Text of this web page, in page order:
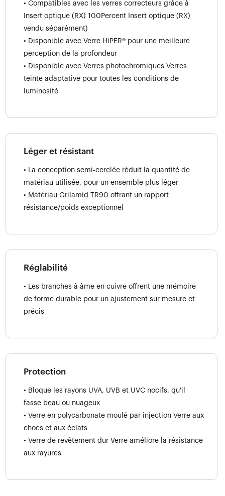
• Compatibles avec les verres correcteurs grâce à
Insert optique (RX) 100Percent Insert optique (RX)
vendu séparément)
• Disponible avec Verre HiPER® pour une meilleure
perception de la profondeur
• Disponible avec Verres photochromiques Verres
teinte adaptative pour toutes les conditions de
luminosité
Léger et résistant
• La conception semi-cerclée réduit la quantité de
matériau utilisée, pour un ensemble plus léger
• Matériau Grilamid TR90 offrant un rapport
résistance/poids exceptionnel
Réglabilité
• Les branches à âme en cuivre offrent une mémoire
de forme durable pour un ajustement sur mesure et
précis
Protection
• Bloque les rayons UVA, UVB et UVC nocifs, qu'il
fasse beau ou nuageux
• Verre en polycarbonate moulé par injection Verre aux
chocs et aux éclats
• Verre de revêtement dur Verre améliore la résistance
aux rayures